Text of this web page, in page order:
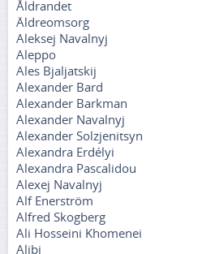
Åldrandet
Äldreomsorg
Aleksej Navalnyj
Aleppo
Ales Bjaljatskij
Alexander Bard
Alexander Barkman
Alexander Navalnyj
Alexander Solzjenitsyn
Alexandra Erdélyi
Alexandra Pascalidou
Alexej Navalnyj
Alf Enerström
Alfred Skogberg
Ali Hosseini Khomenei
Alibi